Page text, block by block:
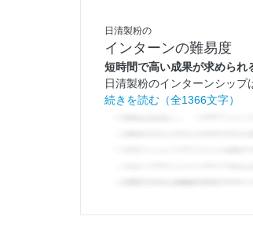
日清製粉の
インターンの難易度
短時間で高い成果が求められ
日清製粉のインターンシップ
続きを読む（全1366文字）